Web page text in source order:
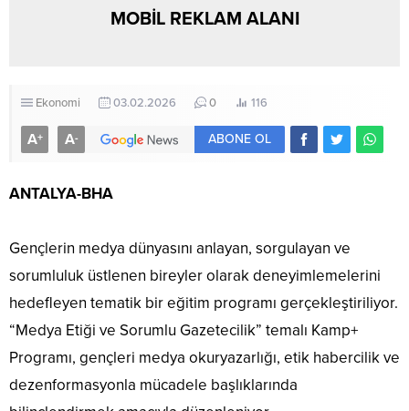
MOBİL REKLAM ALANI
Ekonomi 03.02.2026 0 116
A+ A- ABONE OL
ANTALYA-BHA
Gençlerin medya dünyasını anlayan, sorgulayan ve
sorumluluk üstlenen bireyler olarak deneyimlemelerini
hedefleyen tematik bir eğitim programı gerçekleştiriliyor.
“Medya Etiği ve Sorumlu Gazetecilik” temalı Kamp+
Programı, gençleri medya okuryazarlığı, etik habercilik ve
dezenformasyonla mücadele başlıklarında